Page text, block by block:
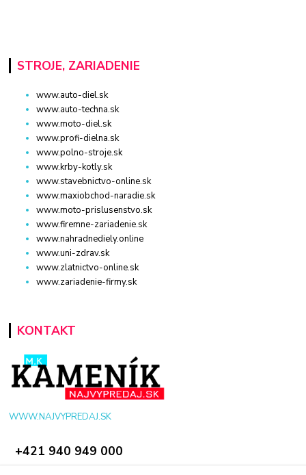
STROJE, ZARIADENIE
www.auto-diel.sk
www.auto-techna.sk
www.moto-diel.sk
www.profi-dielna.sk
www.polno-stroje.sk
www.krby-kotly.sk
www.stavebnictvo-online.sk
www.maxiobchod-naradie.sk
www.moto-prislusenstvo.sk
www.firemne-zariadenie.sk
www.nahradnediely.online
www.uni-zdrav.sk
www.zlatnictvo-online.sk
www.zariadenie-firmy.sk
KONTAKT
WWW.NAJVYPREDAJ.SK
+421 940 949 000